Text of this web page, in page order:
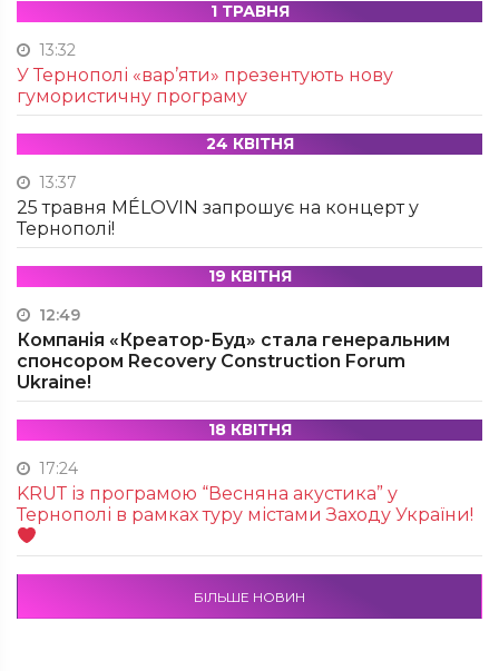
1 ТРАВНЯ
13:32
У Тернополі «вар’яти» презентують нову
гумористичну програму
24 КВІТНЯ
13:37
25 травня MÉLOVIN запрошує на концерт у
Тернополі!
19 КВІТНЯ
12:49
Компанія «Креатор-Буд» стала генеральним
спонсором Recovery Construction Forum
Ukraine!
18 КВІТНЯ
17:24
KRUТ із програмою “Весняна акустика” у
Тернополі в рамках туру містами Заходу України!
БІЛЬШЕ НОВИН